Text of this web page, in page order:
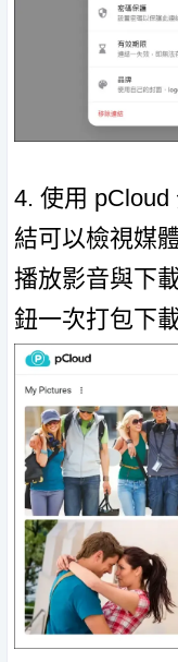
4. 使用
結可以檢視媒
播放影音與下
鈕一次打包下